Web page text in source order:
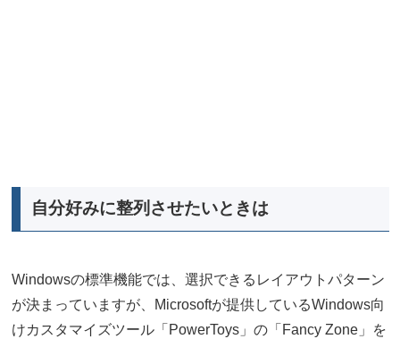
自分好みに整列させたいときは
Windowsの標準機能では、選択できるレイアウトパターン
が決まっていますが、Microsoftが提供しているWindows向
けカスタマイズツール「PowerToys」の「Fancy Zone」を